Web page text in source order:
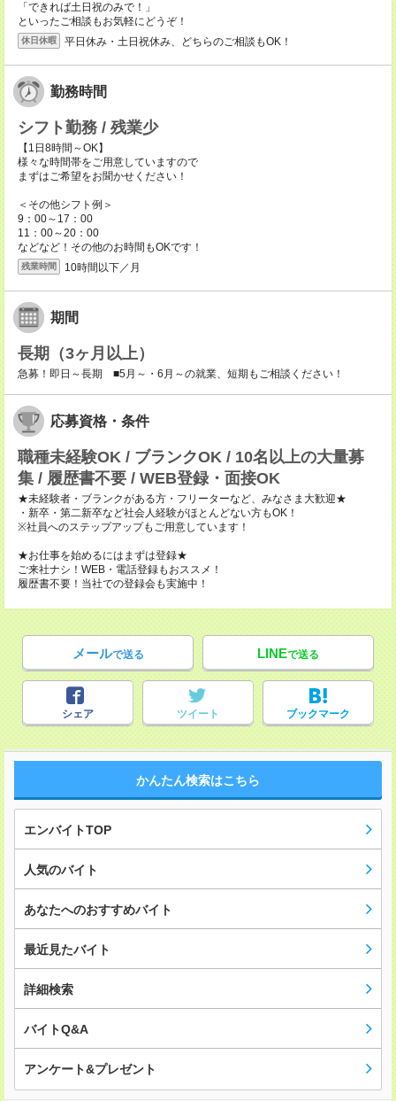
「できれば土日祝のみで！」
といったご相談もお気軽にどうぞ！
休日休暇 平日休み・土日祝休み、どちらのご相談もOK！
勤務時間
シフト勤務 / 残業少
【1日8時間～OK】
様々な時間帯をご用意していますので
まずはご希望をお聞かせください！
＜その他シフト例＞
9：00～17：00
11：00～20：00
などなど！その他のお時間もOKです！
残業時間 10時間以下／月
期間
長期（3ヶ月以上）
急募！即日～長期 ■5月～・6月～の就業、短期もご相談ください！
応募資格・条件
職種未経験OK / ブランクOK / 10名以上の大量募
集 / 履歴書不要 / WEB登録・面接OK
★未経験者・ブランクがある方・フリーターなど、みなさま大歓迎★
・新卒・第二新卒など社会人経験がほとんどない方もOK！
※社員へのステップアップもご用意しています！
★お仕事を始めるにはまずは登録★
ご来社ナシ！WEB・電話登録もおススメ！
履歴書不要！当社での登録会も実施中！
メールで送る LINEで送る
シェア ツイート ブックマーク
かんたん検索はこちら
エンバイトTOP
人気のバイト
あなたへのおすすめバイト
最近見たバイト
詳細検索
バイトQ&A
アンケート&プレゼント